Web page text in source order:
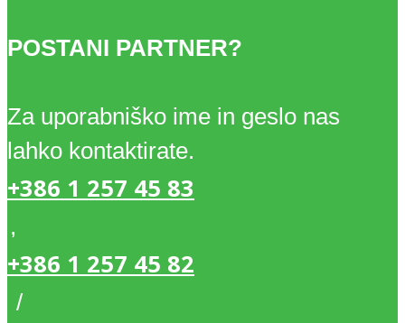
POSTANI PARTNER?
Za uporabniško ime in geslo nas
lahko kontaktirate.
+386 1 257 45 83
,
+386 1 257 45 82
/